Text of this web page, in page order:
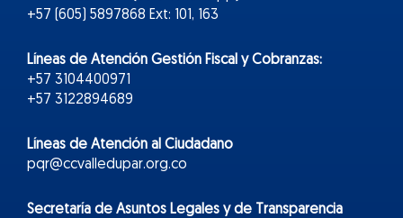
+57 (605) 5897868 Ext: 101, 163
Líneas de Atención Gestión Fiscal y Cobranzas:
+57 3104400971
+57 3122894689
Líneas de Atención al Ciudadano
pqr@ccvalledupar.org.co
Secretaría de Asuntos Legales y de Transparencia